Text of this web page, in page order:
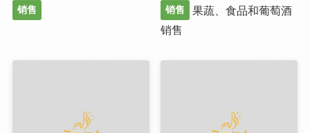
销售 销售
果蔬、食品和葡萄酒
销售